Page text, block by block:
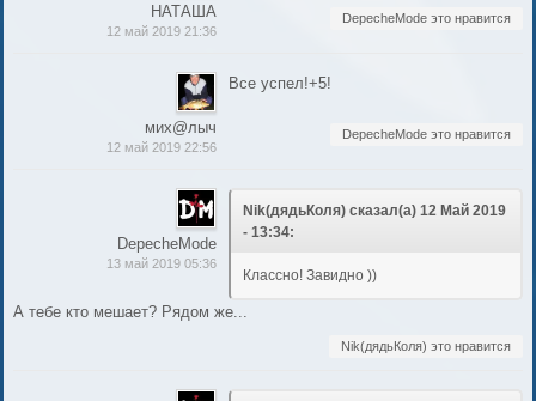
НАТАША
12 май 2019 21:36
DepecheMode это нравится
мих@лыч
12 май 2019 22:56
Все успел!+5!
DepecheMode это нравится
DepecheMode
13 май 2019 05:36
Nik(дядьКоля) сказал(а) 12 Май 2019
- 13:34:
Классно! Завидно ))
А тебе кто мешает? Рядом же...
Nik(дядьКоля) это нравится